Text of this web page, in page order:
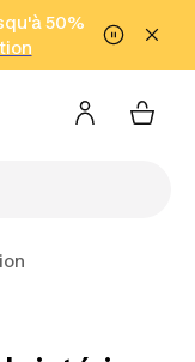
Aller au pied de
50%